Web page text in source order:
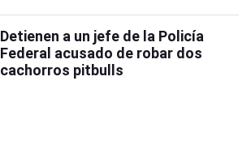
Detienen a un jefe de la Policía
Federal acusado de robar dos
cachorros pitbulls